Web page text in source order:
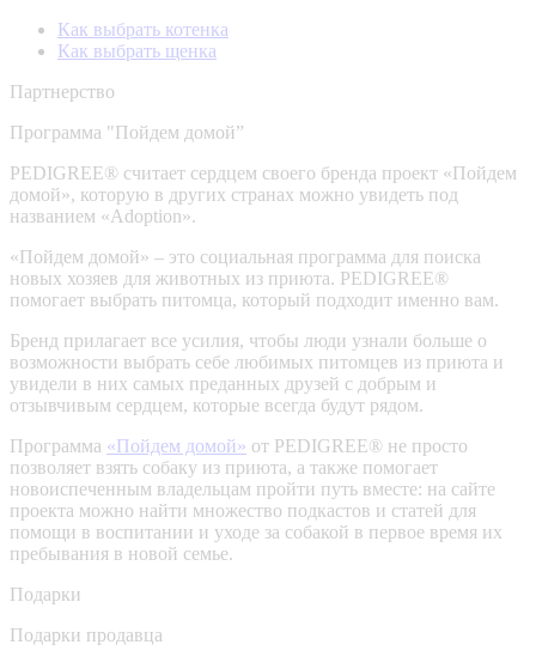
Как выбрать котенка
Как выбрать щенка
Партнерство
Программа "Пойдем домой”
PEDIGREE® считает сердцем своего бренда проект «Пойдем
домой», которую в других странах можно увидеть под
названием «Adoption».
«Пойдем домой» – это социальная программа для поиска
новых хозяев для животных из приюта. PEDIGREE®
помогает выбрать питомца, который подходит именно вам.
Бренд прилагает все усилия, чтобы люди узнали больше о
возможности выбрать себе любимых питомцев из приюта и
увидели в них самых преданных друзей с добрым и
отзывчивым сердцем, которые всегда будут рядом.
Программа «Пойдем домой» от PEDIGREE® не просто
позволяет взять собаку из приюта, а также помогает
новоиспеченным владельцам пройти путь вместе: на сайте
проекта можно найти множество подкастов и статей для
помощи в воспитании и уходе за собакой в первое время их
пребывания в новой семье.
Подарки
Подарки продавца